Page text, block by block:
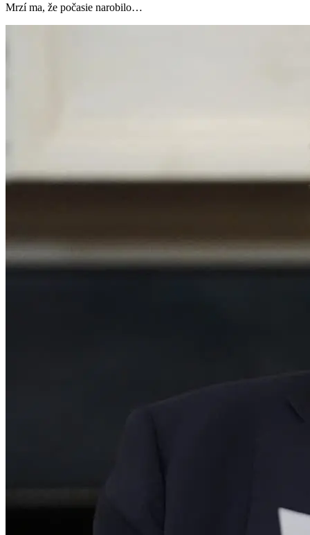
Mrzí ma, že počasie narobilo…